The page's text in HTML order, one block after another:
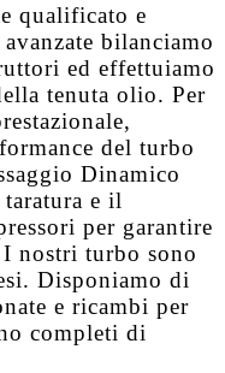
qualificato e
bilanciamo
ed effettuiamo
tenuta olio. Per
del turbo
Dinamico
e il
per garantire
nostri turbo sono
. Disponiamo di
e ricambi per
completi di